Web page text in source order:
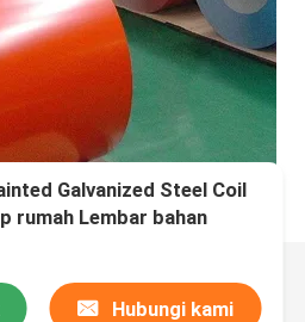
Galvanized Steel Coil
rumah Lembar bahan
Hubungi kami